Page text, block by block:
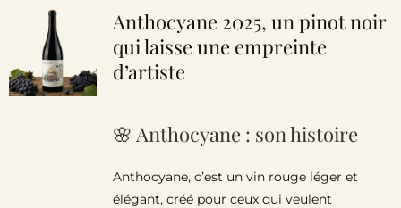
Anthocyane 2025, un pinot noir
qui laisse une empreinte
d’artiste
🌸 Anthocyane : son histoire
Anthocyane, c’est un vin rouge léger et
élégant, créé pour ceux qui veulent